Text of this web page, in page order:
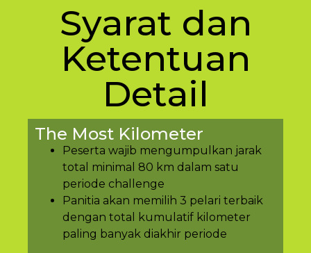
Syarat dan
Ketentuan
Detail
The Most Kilometer
Peserta wajib mengumpulkan jarak
total minimal 80 km dalam satu
periode challenge
Panitia akan memilih 3 pelari terbaik
dengan total kumulatif kilometer
paling banyak diakhir periode